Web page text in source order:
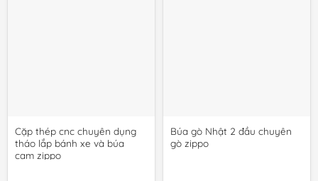
Cặp thép cnc chuyên dụng
tháo lắp bánh xe và búa
cam zippo
Búa gò Nhật 2 đầu chuyên
gò zippo